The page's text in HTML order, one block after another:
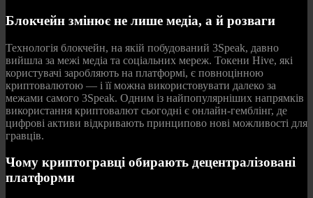
Блокчейн змінює не лише медіа, а й розваги
Технологія блокчейн, на якій побудований 3Speak, давно
вийшла за межі медіа та соціальних мереж. Токени Hive, які
користувачі заробляють на платформі, є повноцінною
криптовалютою — і її можна використовувати далеко за
межами самого 3Speak. Одним із найпопулярніших напрямків
використання криптовалют сьогодні є онлайн-гемблінг, де
цифрові активи відкривають принципово нові можливості для
гравців.
Чому криптогравці обирають децентралізовані
платформи